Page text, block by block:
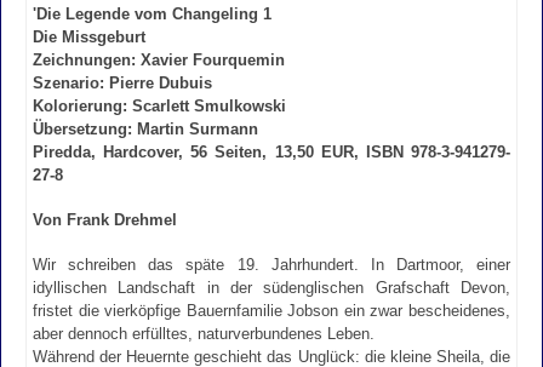
'Die Legende vom Changeling 1
Die Missgeburt
Zeichnungen: Xavier Fourquemin
Szenario: Pierre Dubuis
Kolorierung: Scarlett Smulkowski
Übersetzung: Martin Surmann
Piredda, Hardcover, 56 Seiten, 13,50 EUR, ISBN 978-3-941279-
27-8
Von Frank Drehmel
Wir schreiben das späte 19. Jahrhundert. In Dartmoor, einer
idyllischen Landschaft in der südenglischen Grafschaft Devon,
fristet die vierköpfige Bauernfamilie Jobson ein zwar bescheidenes,
aber dennoch erfülltes, naturverbundenes Leben.
Während der Heuernte geschieht das Unglück: die kleine Sheila, die